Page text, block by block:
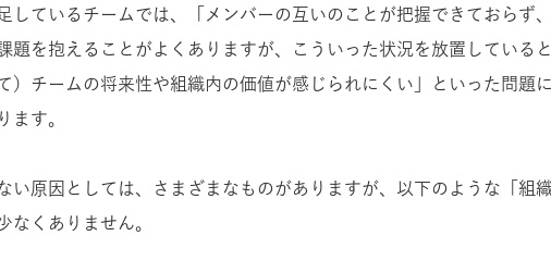
しているチームでは、「メンバーの互いのことが把握できておらず
題を抱えることがよくありますが、こういった状況を放置していると
）チームの将来性や組織内の価値が感じられにくい」といった問題
ます。
い原因としては、さまざまなものがありますが、以下のような「組
なくありません。